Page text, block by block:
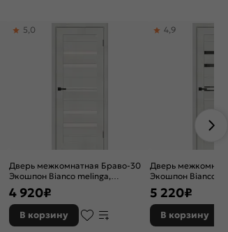
Дверь межкомнатная Браво-30
Экошпон Bianco melinga,
остекленная, magic fog, царговая
5,0
4 920₽
В корзину
Дверь
Экошпон Bianco
остекленная,
царговая
4,9
5 220₽
В корзину